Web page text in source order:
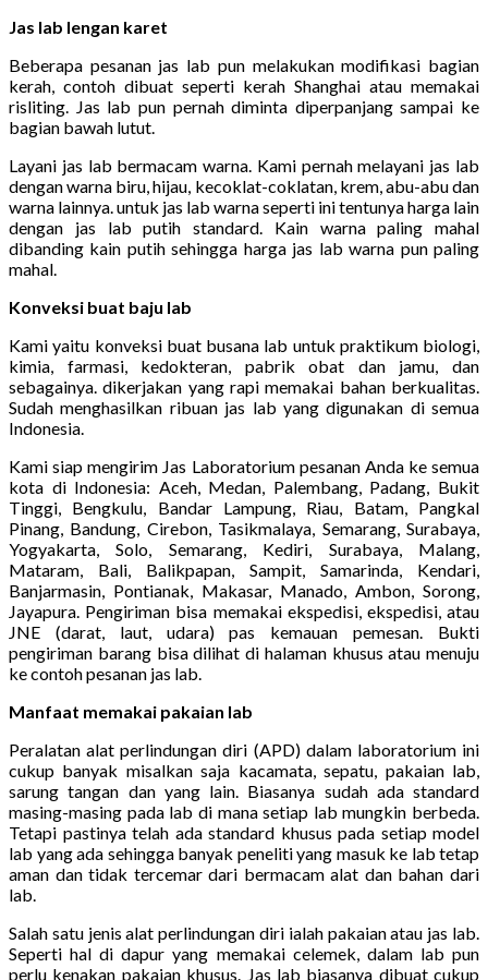
Jas lab lengan karet
Beberapa pesanan jas lab pun melakukan modifikasi bagian
kerah, contoh dibuat seperti kerah Shanghai atau memakai
risliting. Jas lab pun pernah diminta diperpanjang sampai ke
bagian bawah lutut.
Layani jas lab bermacam warna. Kami pernah melayani jas lab
dengan warna biru, hijau, kecoklat-coklatan, krem, abu-abu dan
warna lainnya. untuk jas lab warna seperti ini tentunya harga lain
dengan jas lab putih standard. Kain warna paling mahal
dibanding kain putih sehingga harga jas lab warna pun paling
mahal.
Konveksi buat baju lab
Kami yaitu konveksi buat busana lab untuk praktikum biologi,
kimia, farmasi, kedokteran, pabrik obat dan jamu, dan
sebagainya. dikerjakan yang rapi memakai bahan berkualitas.
Sudah menghasilkan ribuan jas lab yang digunakan di semua
Indonesia.
Kami siap mengirim Jas Laboratorium pesanan Anda ke semua
kota di Indonesia: Aceh, Medan, Palembang, Padang, Bukit
Tinggi, Bengkulu, Bandar Lampung, Riau, Batam, Pangkal
Pinang, Bandung, Cirebon, Tasikmalaya, Semarang, Surabaya,
Yogyakarta, Solo, Semarang, Kediri, Surabaya, Malang,
Mataram, Bali, Balikpapan, Sampit, Samarinda, Kendari,
Banjarmasin, Pontianak, Makasar, Manado, Ambon, Sorong,
Jayapura. Pengiriman bisa memakai ekspedisi, ekspedisi, atau
JNE (darat, laut, udara) pas kemauan pemesan. Bukti
pengiriman barang bisa dilihat di halaman khusus atau menuju
ke contoh pesanan jas lab.
Manfaat memakai pakaian lab
Peralatan alat perlindungan diri (APD) dalam laboratorium ini
cukup banyak misalkan saja kacamata, sepatu, pakaian lab,
sarung tangan dan yang lain. Biasanya sudah ada standard
masing-masing pada lab di mana setiap lab mungkin berbeda.
Tetapi pastinya telah ada standard khusus pada setiap model
lab yang ada sehingga banyak peneliti yang masuk ke lab tetap
aman dan tidak tercemar dari bermacam alat dan bahan dari
lab.
Salah satu jenis alat perlindungan diri ialah pakaian atau jas lab.
Seperti hal di dapur yang memakai celemek, dalam lab pun
perlu kenakan pakaian khusus. Jas lab biasanya dibuat cukup